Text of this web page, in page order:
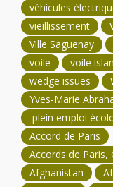
véhicules
vieillissement
Ville Saguenay
voile
voile
wedge issues
Yves-Marie
plein emploi
Accord de Paris
Accords de Paris,
Afghanistan